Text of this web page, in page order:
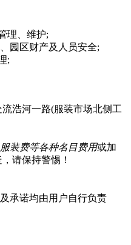
理、维护;
园区财产及人员安全;
;
浩河一路(服装市场北侧工
装费等各种名目费用或加
请保持警惕！
承诺均由用户自行负责